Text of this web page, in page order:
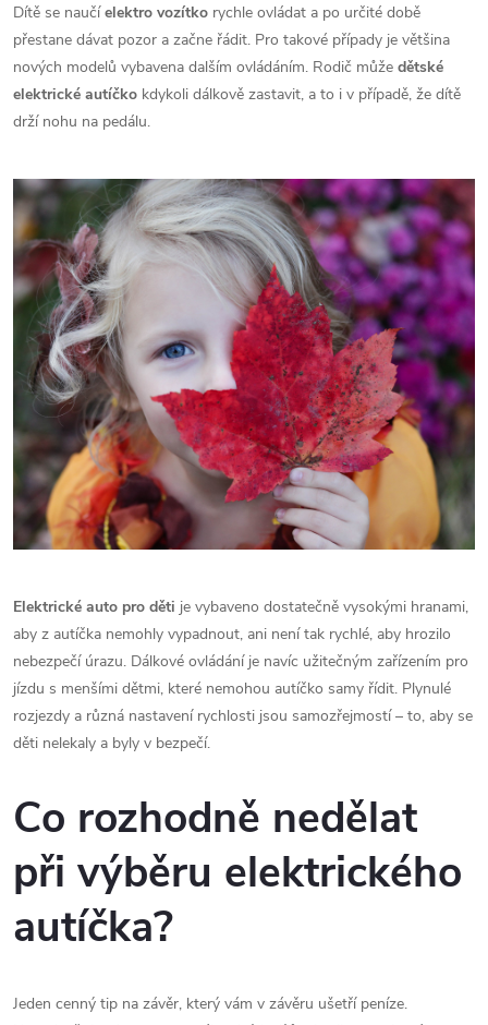
Dítě se naučíelektro vozítko rychle ovládat a po určité době
přestane dávat pozor a začne řádit. Pro takové případy je většina
nových modelů vybavena dalším ovládáním. Rodič může dětské
elektrické autíčko kdykoli dálkově zastavit, a to i v případě, že dítě
drží nohu na pedálu.
Elektrické auto pro děti je vybaveno dostatečně vysokými hranami,
aby z autíčka nemohly vypadnout, ani není tak rychlé, aby hrozilo
nebezpečí úrazu. Dálkové ovládání je navíc užitečným zařízením pro
jízdu s menšími dětmi, které nemohou autíčko samy řídit. Plynulé
rozjezdy a různá nastavení rychlosti jsou samozřejmostí – to, aby se
děti nelekaly a byly v bezpečí.
Co rozhodně nedělat
při výběru elektrického
autíčka?
Jeden cenný tip na závěr, který vám v závěru ušetří peníze.